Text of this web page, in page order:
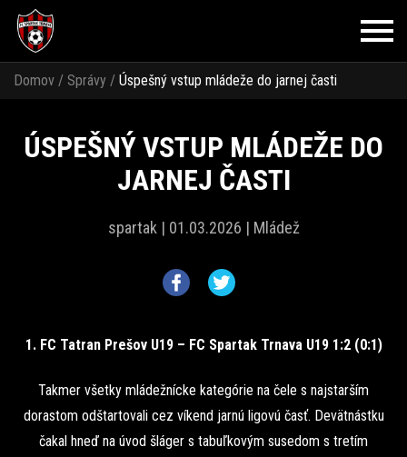
Domov / Správy / Úspešný vstup mládeže do jarnej časti
ÚSPEŠNÝ VSTUP MLÁDEŽE DO
JARNEJ ČASTI
spartak | 01.03.2026 | Mládež
1. FC Tatran Prešov U19 – FC Spartak Trnava U19 1:2 (0:1)
Takmer všetky mládežnícke kategórie na čele s najstarším
dorastom odštartovali cez víkend jarnú ligovú časť. Devätnástku
čakal hneď na úvod šláger s tabuľkovým susedom s tretím